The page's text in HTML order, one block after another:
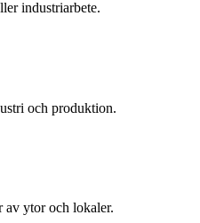
industriarbete.
och produktion.
av ytor och lokaler.